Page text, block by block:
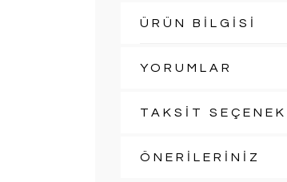
ÜRÜN BİLGİSİ
YORUMLAR
TAKSİT
ÖNERİLERİNİZ